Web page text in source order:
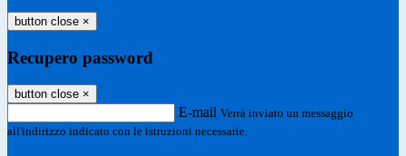
button close ×
Recupero password
button close ×
E-mail Verrà inviato un messaggio
all'indirizzo indicato con le istruzioni necessarie.